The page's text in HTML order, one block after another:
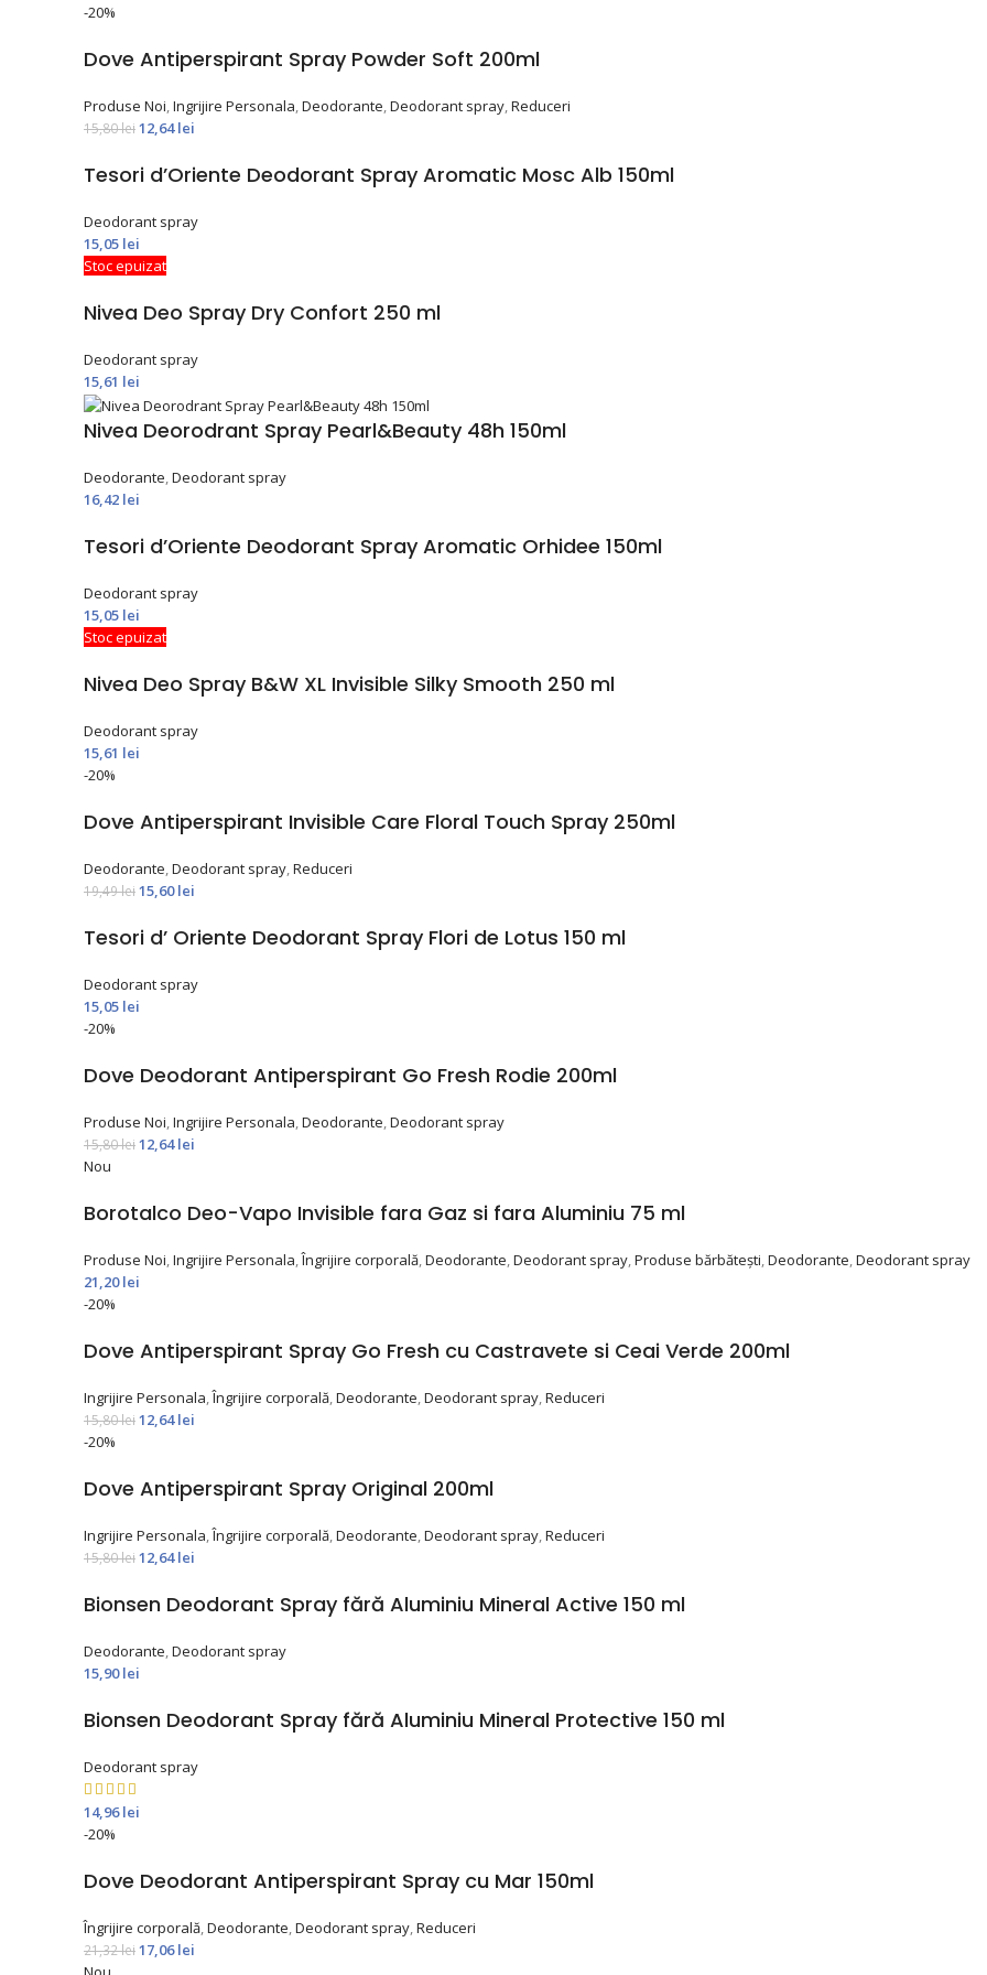
-20%
Dove Antiperspirant Spray Powder Soft 200ml
Produse Noi,Ingrijire Personala,Deodorante,Deodorant spray,Reduceri
15,80lei12,64lei
Tesori d’Oriente Deodorant Spray Aromatic Mosc Alb 150ml
Deodorant spray
15,05 lei
Stoc epuizat
Nivea Deo Spray Dry Confort 250 ml
Deodorant spray
15,61 lei
Nivea Deorodrant Spray Pearl&Beauty 48h 150ml
Deodorante Deodorant spray
16,42 lei
Tesori d’Oriente Deodorant Spray Aromatic Orhidee 150ml
Deodorant spray
15,05 lei
Stoc epuizat
Nivea Deo Spray B&W XL Invisible Silky Smooth 250 ml
Deodorant spray
15,61 lei
-20%
Dove Antiperspirant Invisible Care Floral Touch Spray 250ml
Deodorante Deodorant spray Reduceri
19,49lei15,60lei
Tesori d’ Oriente Deodorant Spray Flori de Lotus 150 ml
Deodorant spray
15,05 lei
-20%
Dove Deodorant Antiperspirant Go Fresh Rodie 200ml
Produse Noi Ingrijire Personala Deodorante Deodorant spray
15,80lei12,64lei
Nou
Borotalco Deo-Vapo Invisible fara Gaz si fara Aluminiu 75 ml
Produse Noi Ingrijire Personala ,Îngrijire corporală Deodorante Deodorant spray Produse bărbătești Deodorante Deodorant spray
21,20lei
-20%
Dove Antiperspirant Spray Go Fresh cu Castravete si Ceai Verde 200ml
Ingrijire Personala ,Îngrijire corporală Deodorante Deodorant spray Reduceri
15,80lei12,64lei
-20%
Dove Antiperspirant Spray Original 200ml
Ingrijire Personala ,Îngrijire corporală Deodorante Deodorant spray Reduceri
15,80lei12,64lei
Bionsen Deodorant Spray fără Aluminiu Mineral Active 150 ml
Deodorante Deodorant spray
15,90lei
Bionsen Deodorant Spray fără Aluminiu Mineral Protective 150 ml
Deodorant spray
14,96lei
-20%
Dove Deodorant Antiperspirant Spray cu Mar 150ml
Îngrijire corporală,Deodorante,Deodorant spray,Reduceri
21,32lei17,06lei